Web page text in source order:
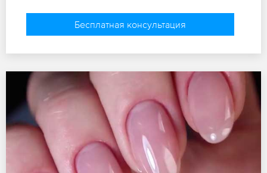
Бесплатная консультация